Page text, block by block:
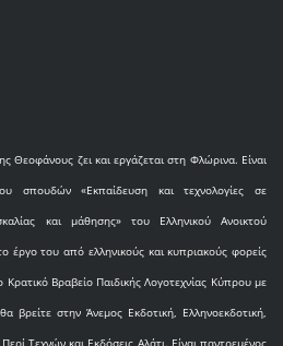
Θεοφάνους ζει και εργάζεται στη Φλώρινα. Είναι
σπουδών «Εκπαίδευση και τεχνολογίες σε
και μάθησης» του Ελληνικού Ανοικτού
έργο του από ελληνικούς και κυπριακούς φορείς
Κρατικό Βραβείο Παιδικής Λογοτεχνίας Κύπρου με
βρείτε στην Άνεμος Εκδοτική, Ελληνοεκδοτική,
Τεχνών και Εκδόσεις Αλάτι. Είναι παντρεμένος